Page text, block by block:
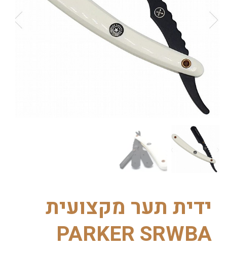
ידית תער מקצועית
PARKER SRWBA